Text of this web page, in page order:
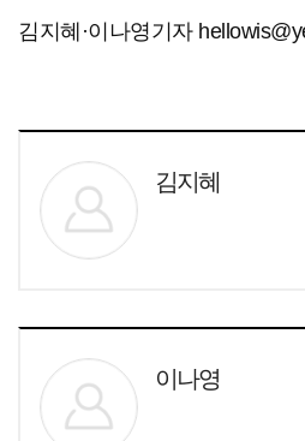
김지혜·이나영기자
김지혜
이나영